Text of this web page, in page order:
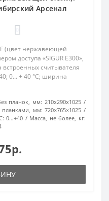
Арсенал
(цвет нержавеющей
доступа «SIGUR E300»,
встроенных считывателя
0... + 40 °C; ширина
планок, мм: 210х290х1025
планками, мм: 720×765×1025
0…+40
Масса, не более, кг: